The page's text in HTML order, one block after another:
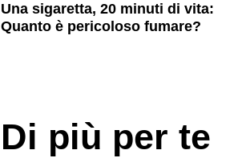
Una sigaretta, 20 minuti di vita:
Quanto è pericoloso fumare?
Di più per te